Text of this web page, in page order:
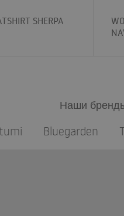
SHERPA
Наши
Bluegarden